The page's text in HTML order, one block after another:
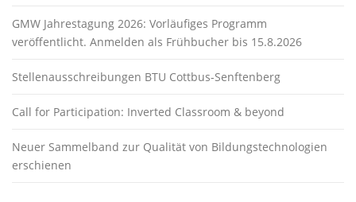
GMW Jahrestagung 2026: Vorläufiges Programm
veröffentlicht. Anmelden als Frühbucher bis 15.8.2026
Stellenausschreibungen BTU Cottbus-Senftenberg
Call for Participation: Inverted Classroom & beyond
Neuer Sammelband zur Qualität von Bildungstechnologien
erschienen